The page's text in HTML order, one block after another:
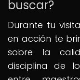
buscar?
Durante tu
en acción te
sobre la
disciplina de